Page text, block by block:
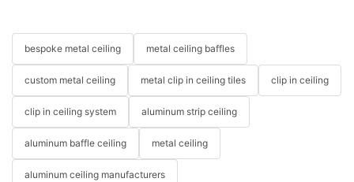
bespoke metal ceiling metal ceiling baffles
custom metal ceiling metal clip in ceiling tiles clip in ceiling
clip in ceiling system aluminum strip ceiling
aluminum baffle ceiling metal ceiling
aluminum ceiling manufacturers